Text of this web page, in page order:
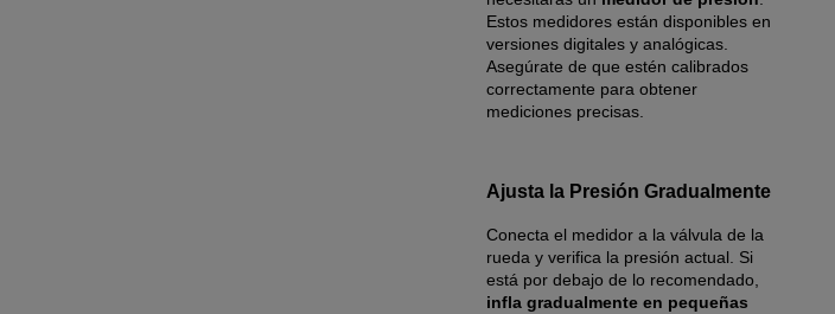
Estos medidores están disponibles en
versiones digitales y analógicas.
Asegúrate de que estén calibrados
correctamente para obtener
mediciones precisas.
Ajusta la Presión Gradualmente
Conecta el medidor a la válvula de la
rueda y verifica la presión actual. Si
está por debajo de lo recomendado,
infla gradualmente en pequeñas